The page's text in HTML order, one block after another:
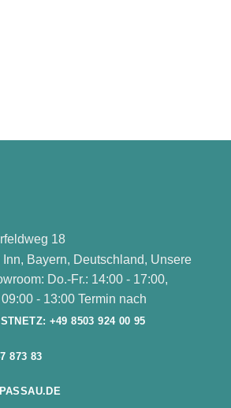
18
Bayern, Deutschland, Unsere
Do.-Fr.: 14:00 - 17:00,
- 13:00 Termin nach
+49 8503 924 00 95
873 83